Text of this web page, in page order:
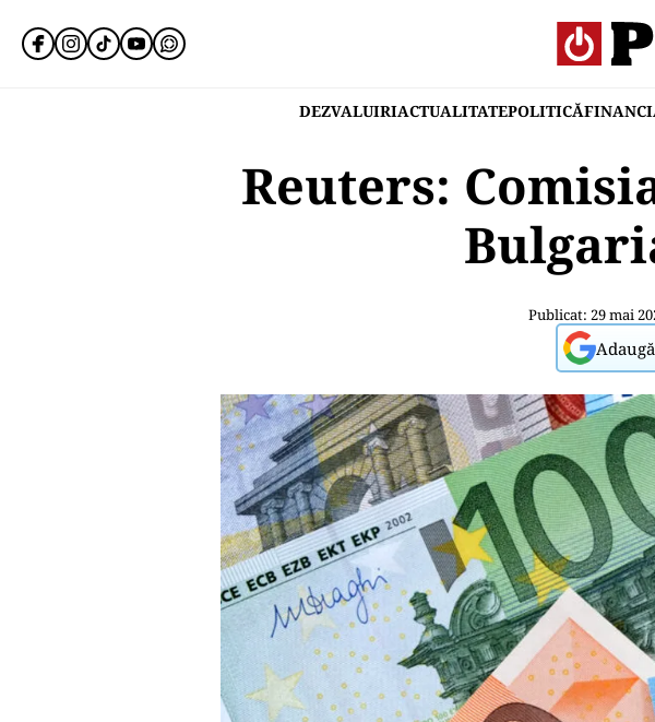
DEZVALUIRIACTUALITATEPOLITICĂ
Reuters:
Publicat: 29 mai